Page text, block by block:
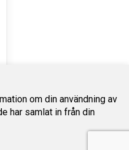
om din användning av
har samlat in från din